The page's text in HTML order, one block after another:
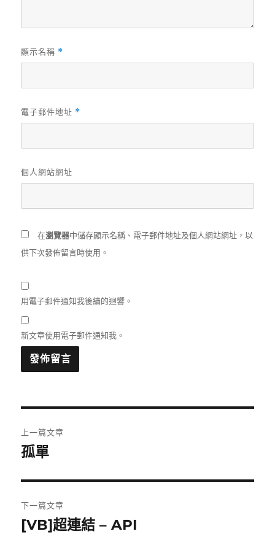
顯示名稱 *
電子郵件地址 *
個人網站網址
在瀏覽器中儲存顯示名稱、電子郵件地址及個人網站網址，以
供下次發佈留言時使用。
用電子郵件通知我後續的迴響。
新文章使用電子郵件通知我。
章
覽
上一篇文章
上
篇
文
章:
孤單
下一篇文章
下
[VB]超連結 – API